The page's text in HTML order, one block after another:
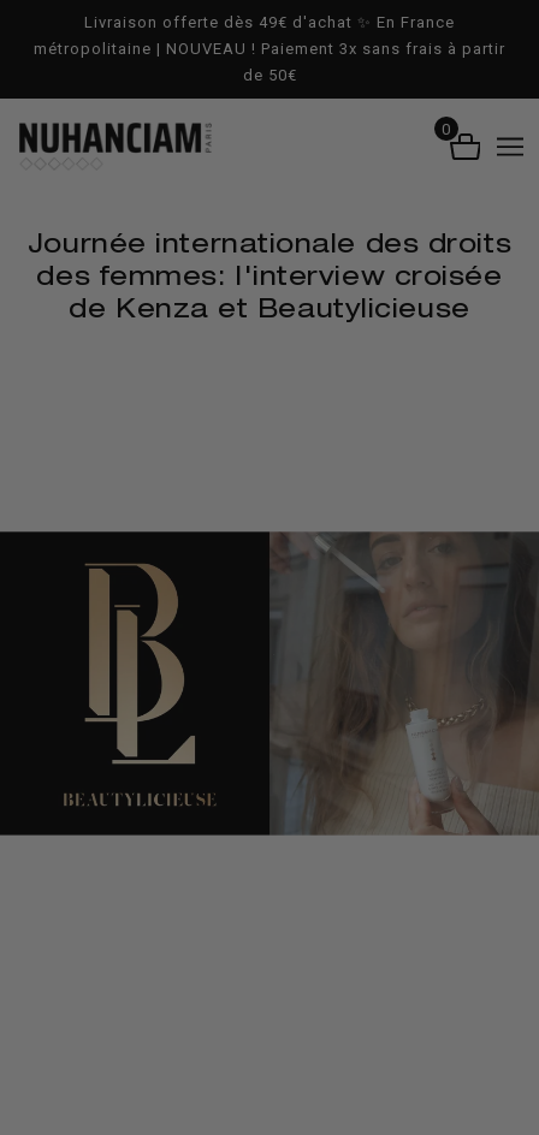
ALLER AU CONTENU PRINCIPAL
Livraison offerte dès 49€ d'achat ✨ En France
métropolitaine | NOUVEAU ! Paiement 3x sans frais à partir
de 50€
0
Journée internationale des droits
des femmes: l'interview croisée
de Kenza et Beautylicieuse